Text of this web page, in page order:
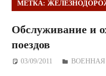
МЕТКА:
Обслуживание и
поездов
03/09/2011 Дежурный
ВОЕННАЯ